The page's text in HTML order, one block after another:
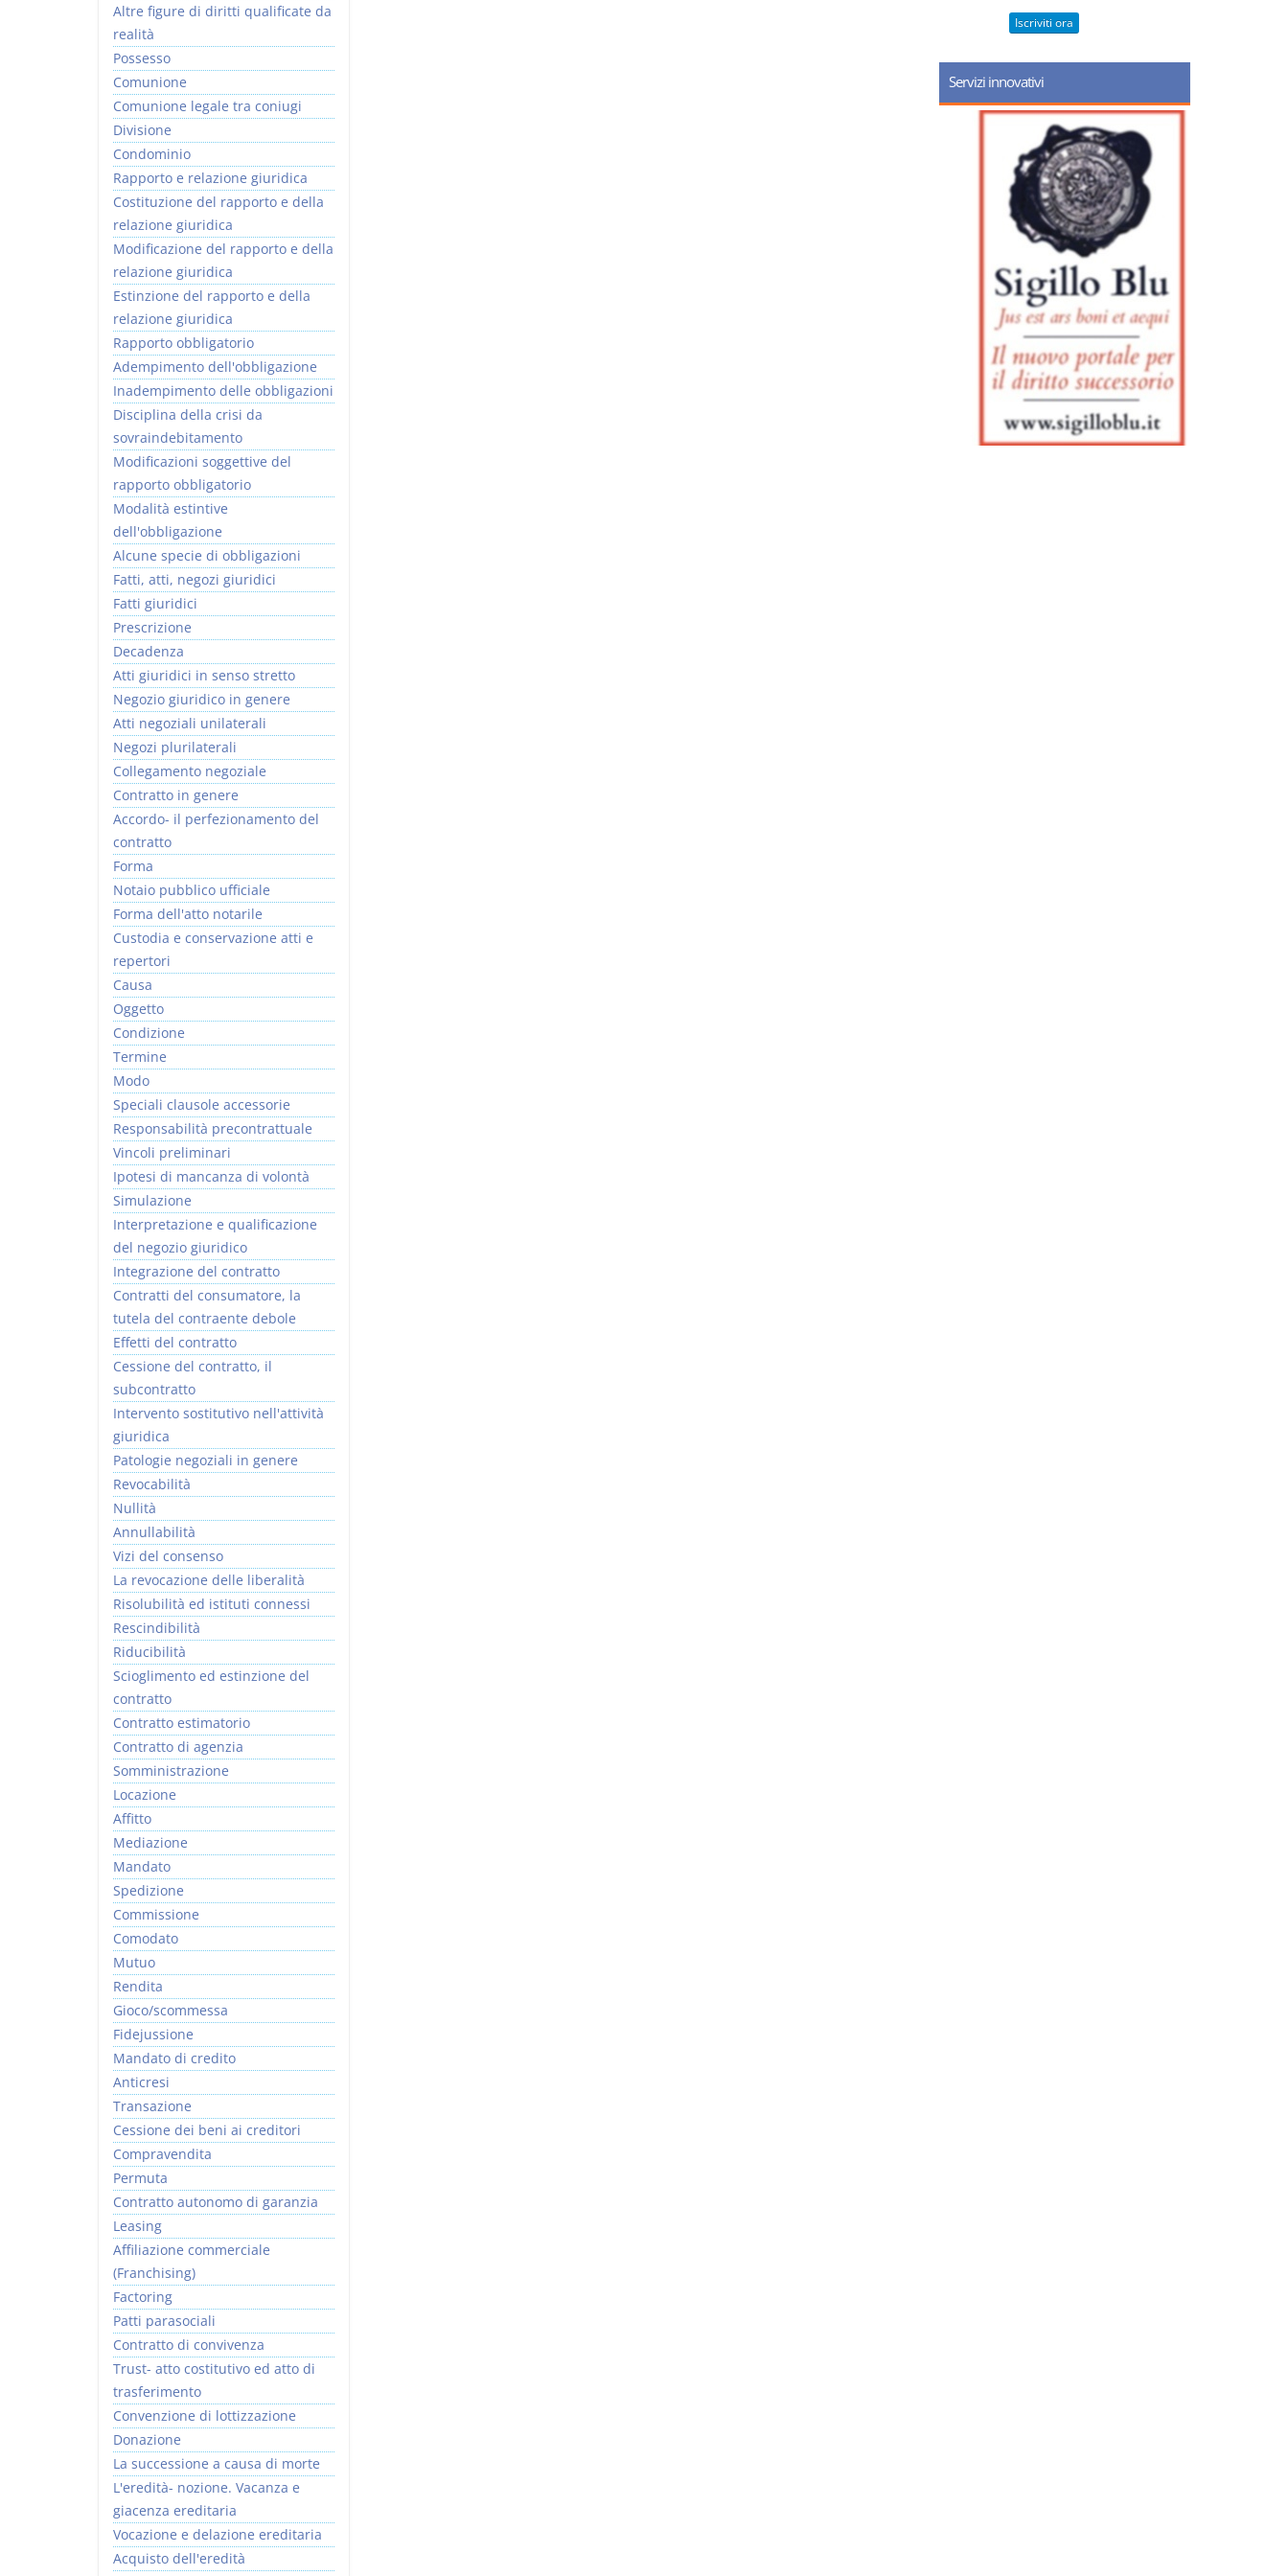
Altre figure di diritti qualificate da
realità
Possesso
Comunione
Comunione legale tra coniugi
Divisione
Condominio
Rapporto e relazione giuridica
Costituzione del rapporto e della
relazione giuridica
Modificazione del rapporto e della
relazione giuridica
Estinzione del rapporto e della
relazione giuridica
Rapporto obbligatorio
Adempimento dell'obbligazione
Inadempimento delle obbligazioni
Disciplina della crisi da
sovraindebitamento
Modificazioni soggettive del
rapporto obbligatorio
Modalità estintive
dell'obbligazione
Alcune specie di obbligazioni
Fatti, atti, negozi giuridici
Fatti giuridici
Prescrizione
Decadenza
Atti giuridici in senso stretto
Negozio giuridico in genere
Atti negoziali unilaterali
Negozi plurilaterali
Collegamento negoziale
Contratto in genere
Accordo- il perfezionamento del
contratto
Forma
Notaio pubblico ufficiale
Forma dell'atto notarile
Custodia e conservazione atti e
repertori
Causa
Oggetto
Condizione
Termine
Modo
Speciali clausole accessorie
Responsabilità precontrattuale
Vincoli preliminari
Ipotesi di mancanza di volontà
Simulazione
Interpretazione e qualificazione
del negozio giuridico
Integrazione del contratto
Contratti del consumatore, la
tutela del contraente debole
Effetti del contratto
Cessione del contratto, il
subcontratto
Intervento sostitutivo nell'attività
giuridica
Patologie negoziali in genere
Revocabilità
Nullità
Annullabilità
Vizi del consenso
La revocazione delle liberalità
Risolubilità ed istituti connessi
Rescindibilità
Riducibilità
Scioglimento ed estinzione del
contratto
Contratto estimatorio
Contratto di agenzia
Somministrazione
Locazione
Affitto
Mediazione
Mandato
Spedizione
Commissione
Comodato
Mutuo
Rendita
Gioco/scommessa
Fidejussione
Mandato di credito
Anticresi
Transazione
Cessione dei beni ai creditori
Compravendita
Permuta
Contratto autonomo di garanzia
Leasing
Affiliazione commerciale
(Franchising)
Factoring
Patti parasociali
Contratto di convivenza
Trust- atto costitutivo ed atto di
trasferimento
Convenzione di lottizzazione
Donazione
La successione a causa di morte
L'eredità- nozione. Vacanza e
giacenza ereditaria
Vocazione e delazione ereditaria
Acquisto dell'eredità
Iscriviti ora
Servizi innovativi